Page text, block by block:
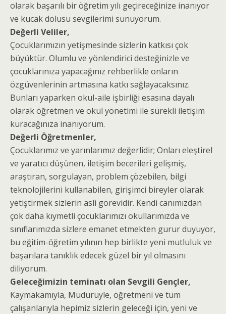
olarak başarılı bir öğretim yılı geçireceğinize inanıyor
ve kucak dolusu sevgilerimi sunuyorum.
Değerli Veliler,
Çocuklarımızın yetişmesinde sizlerin katkısı çok
büyüktür. Olumlu ve yönlendirici desteğinizle ve
çocuklarınıza yapacağınız rehberlikle onların
özgüvenlerinin artmasına katkı sağlayacaksınız.
Bunları yaparken okul-aile işbirliği esasına dayalı
olarak öğretmen ve okul yönetimi ile sürekli iletişim
kuracağınıza inanıyorum.
Değerli Öğretmenler,
Çocuklarımız ve yarınlarımız değerlidir; Onları eleştirel
ve yaratıcı düşünen, iletişim becerileri gelişmiş,
araştıran, sorgulayan, problem çözebilen, bilgi
teknolojilerini kullanabilen, girişimci bireyler olarak
yetiştirmek sizlerin asli görevidir. Kendi canımızdan
çok daha kıymetli çocuklarımızı okullarımızda ve
sınıflarımızda sizlere emanet etmekten gurur duyuyor,
bu eğitim-öğretim yılının hep birlikte yeni mutluluk ve
başarılara tanıklık edecek güzel bir yıl olmasını
diliyorum.
Geleceğimizin teminatı olan Sevgili Gençler,
Kaymakamıyla, Müdürüyle, öğretmeni ve tüm
çalışanlarıyla hepimiz sizlerin geleceği için, yeni ve